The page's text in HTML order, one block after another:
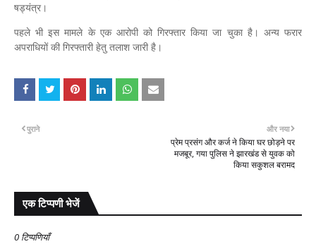
षड्यंत्र।
पहले भी इस मामले के एक आरोपी को गिरफ्तार किया जा चुका है। अन्य फरार
अपराधियों की गिरफ्तारी हेतु तलाश जारी है।
और नया
प्रेम प्रसंग और कर्ज ने किया घर छोड़ने पर
मजबूर, गया पुलिस ने झारखंड से युवक को
किया सकुशल बरामद
पुराने
एक टिप्पणी भेजें
0 टिप्पणियाँ